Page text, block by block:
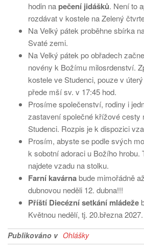
hodin na pečení jidášků. Není to
rozdávat v kostele na Zelený
Na Velký pátek proběhne sbírka
Svaté zemi.
Na Velký pátek po obřadech
novény k Božímu milosrdenství.
kostele ve Studenci, pouze v
přede mší sv. v 17:45 hod.
Prosíme společenství, rodiny i
zastavení společné křížové cesty
Studenci. Rozpis je k dispozici
Prosím, abyste se podle svých
k sobotní adoraci u Božího hrobu.
najdete vzadu na stolku.
Farní kavárnabude mimořádně
dubnovou neděli 12. dubna!!!
Příští Diecézní setkání mládeže
Květnou nedělí, tj. 20.března 2027.
Publikováno v Ohlášky